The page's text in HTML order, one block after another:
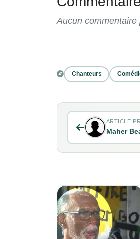
Aucun
Chanteurs
ARTICLE
Maher